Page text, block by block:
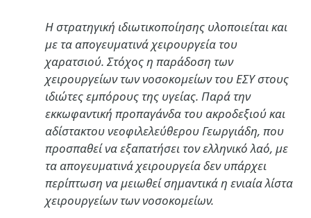
Η στρατηγική ιδιωτικοποίησης υλοποιείται και
με τα απογευματινά χειρουργεία του
χαρατσιού. Στόχος η παράδοση των
χειρουργείων των νοσοκομείων του ΕΣΥ στους
ιδιώτες εμπόρους της υγείας. Παρά την
εκκωφαντική προπαγάνδα του ακροδεξιού και
αδίστακτου νεοφιλελεύθερου Γεωργιάδη, που
προσπαθεί να εξαπατήσει τον ελληνικό λαό, με
τα απογευματινά χειρουργεία δεν υπάρχει
περίπτωση να μειωθεί σημαντικά η ενιαία λίστα
χειρουργείων των νοσοκομείων.